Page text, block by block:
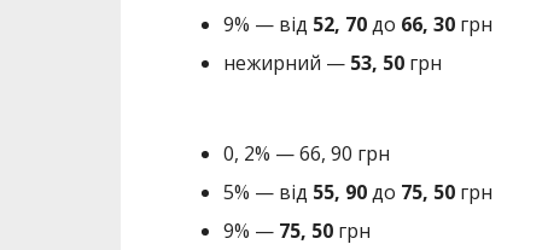
9% — від 52, 70до 66, 30грн
нежирний — 53, 50грн
0, 2% — 66, 90 грн
5% — від 55, 90до 75, 50грн
9% — 75, 50грн